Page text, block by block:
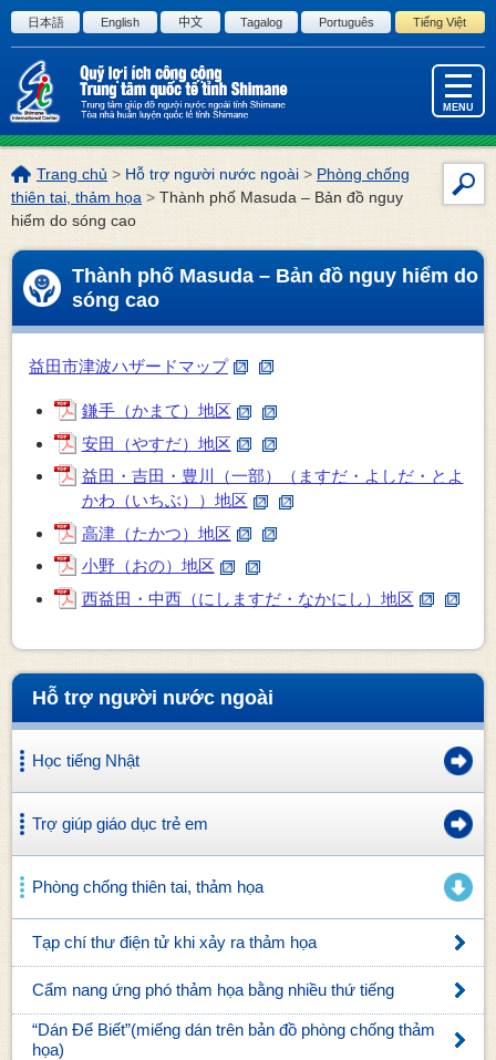
Đi đến văn bản bản của trang này
日本語 English 中文 Tagalog Português Tiếng Việt
MENU
Tìm
Vị
trí
trang
này:
Trang chủ >Hỗ trợ người nước ngoài >Phòng chống
thiên tai, thảm họa> Thành phố Masuda – Bản đồ nguy
hiểm do sóng cao
Thành phố Masuda – Bản đồ nguy hiểm do
sóng cao
益田市津波ハザードマップ
鎌手（かまて）地区
安田（やすだ）地区
益田・吉田・豊川（一部）（ますだ・よしだ・とよ
かわ（いちぶ））地区
高津（たかつ）地区
小野（おの）地区
西益田・中西（にしますだ・なかにし）地区
Hỗ trợ người nước ngoài
Học tiếng Nhật
Trợ giúp giáo dục trẻ em
Phòng chống thiên tai, thảm họa
Tạp chí thư điện tử khi xảy ra thảm họa
Cẩm nang ứng phó thảm họa bằng nhiều thứ tiếng
“Dán Để Biết”(miếng dán trên bản đồ phòng chống thảm
họa)